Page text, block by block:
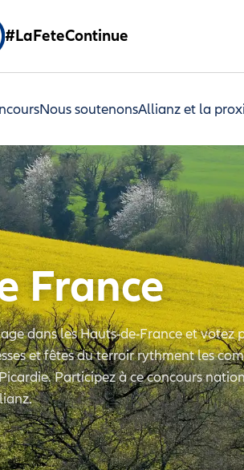
#LaFeteContinue
Nous soutenonsAllianz et la
France
dans les Hauts-de-France et votez
et fêtes du terroir rythment les
Participez à ce concours